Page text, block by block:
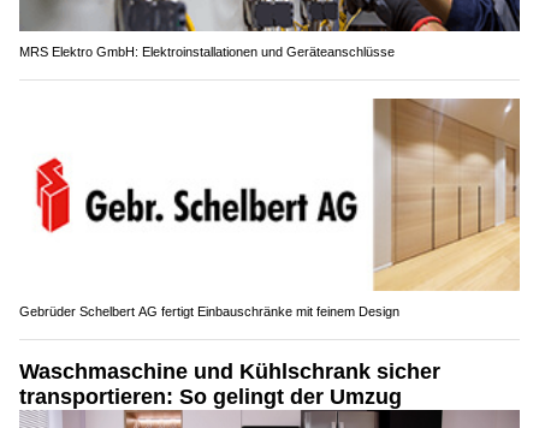
MRS Elektro GmbH: Elektroinstallationen und Geräteanschlüsse
Gebrüder Schelbert AG fertigt Einbauschränke mit feinem Design
Waschmaschine und Kühlschrank sicher
transportieren: So gelingt der Umzug